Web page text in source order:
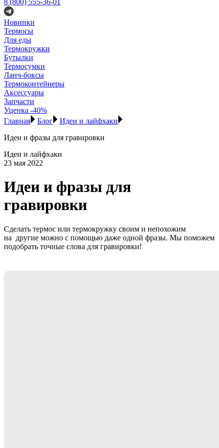
8 (800) 555-36-01
Новинки
Термосы
Для еды
Термокружки
Бутылки
Термосумки
Ланч-боксы
Термоконтейнеры
Аксессуары
Запчасти
Уценка -40%
Главная
Блог
Идеи и лайфхаки
Идеи и фразы для гравировки
Идеи и лайфхаки
23 мая 2022
Идеи и фразы для
гравировки
Сделать термос или термокружку своим и непохожим
на другие можно с помощью даже одной фразы. Мы поможем
подобрать точные слова для гравировки!